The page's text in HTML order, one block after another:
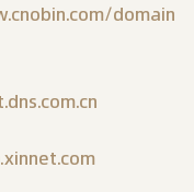
domain